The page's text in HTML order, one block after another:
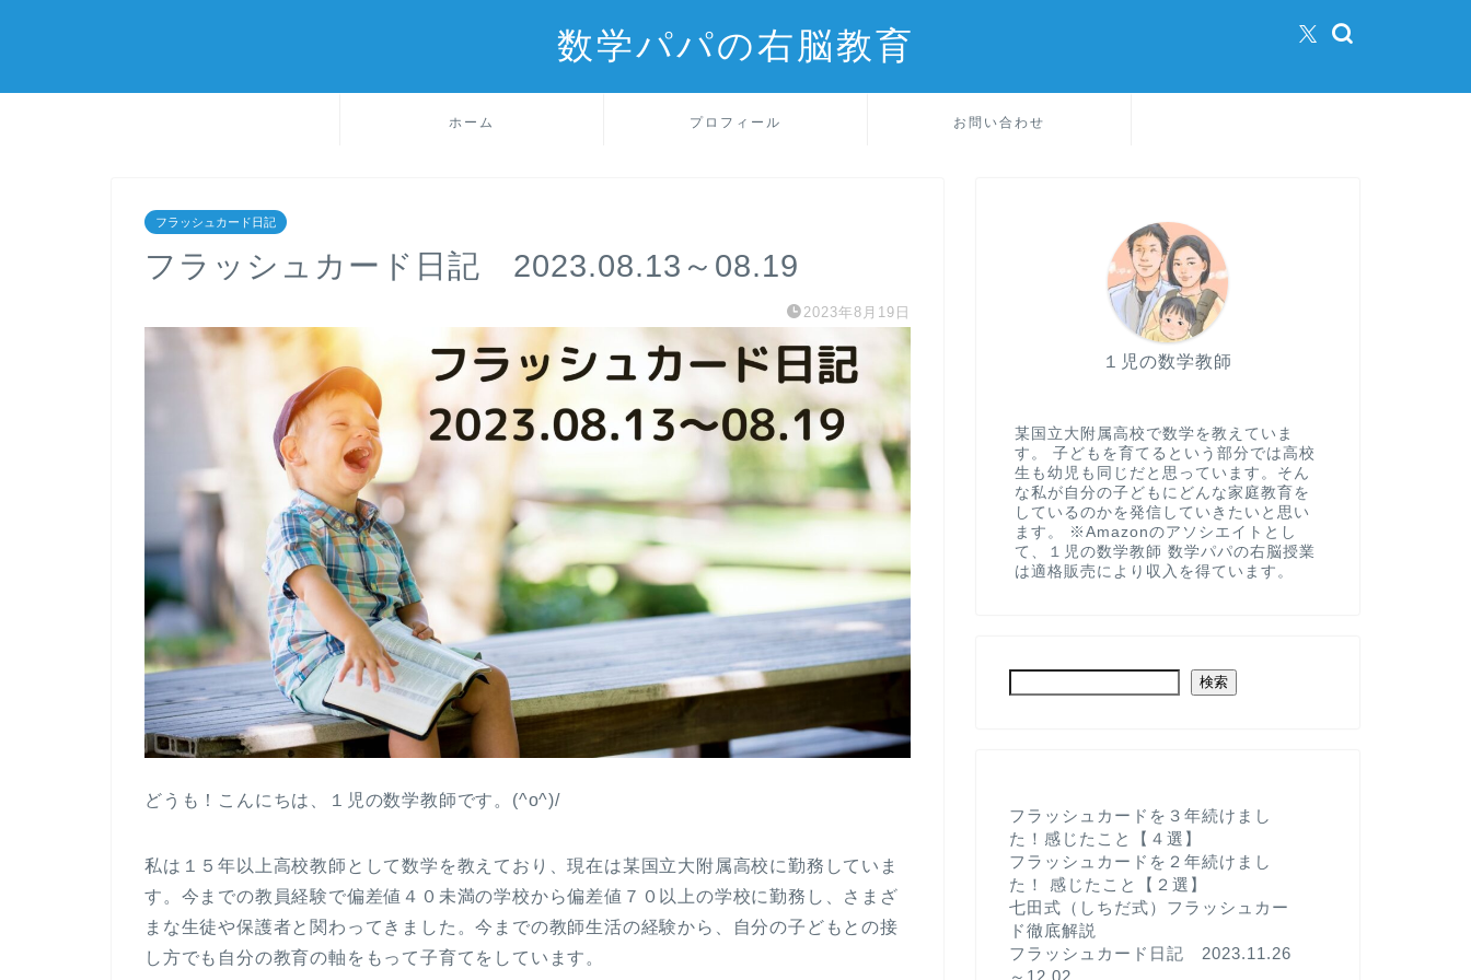
数学パパの右脳教育
ホーム プロフィール お問い合わせ
フラッシュカード日記
フラッシュカード日記 2023.08.13～08.19
2023年8月19日
どうも！こんにちは、１児の数学教師です。(^o^)/
私は１５年以上高校教師として数学を教えており、現在は某国立大附属高校に勤務していま
す。今までの教員経験で偏差値４０未満の学校から偏差値７０以上の学校に勤務し、さまざ
まな生徒や保護者と関わってきました。今までの教師生活の経験から、自分の子どもとの接
し方でも自分の教育の軸をもって子育てをしています。
１児の数学教師
某国立大附属高校で数学を教えていま
す。 子どもを育てるという部分では高校
生も幼児も同じだと思っています。そん
な私が自分の子どもにどんな家庭教育を
しているのかを発信していきたいと思い
ます。 ※Amazonのアソシエイトとし
て、１児の数学教師 数学パパの右脳授業
は適格販売により収入を得ています。
検索
フラッシュカードを３年続けまし
た！感じたこと【４選】
フラッシュカードを２年続けまし
た！ 感じたこと【２選】
七田式（しちだ式）フラッシュカー
ド徹底解説
フラッシュカード日記 2023.11.26
～12.02